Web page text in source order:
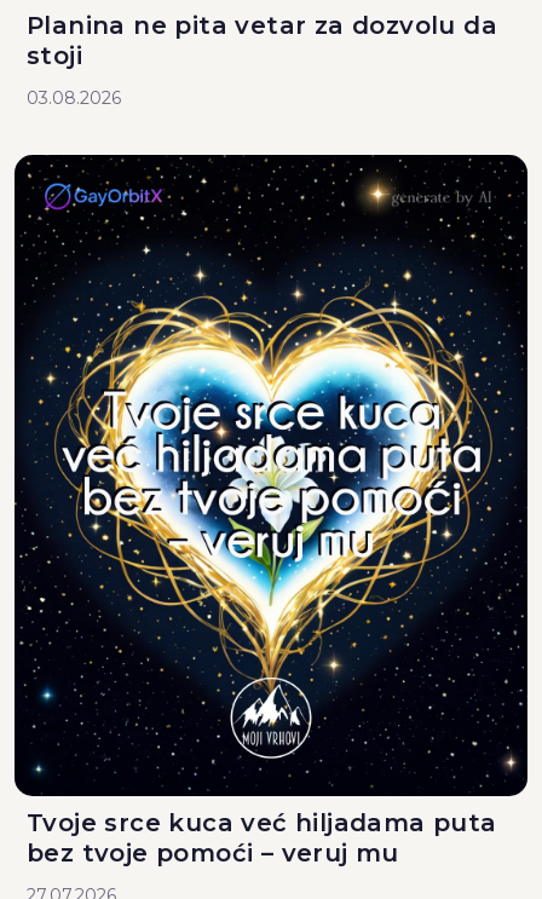
Planina ne pita vetar za dozvolu da
stoji
03.08.2026
Tvoje srce kuca već hiljadama puta
bez tvoje pomoći – veruj mu